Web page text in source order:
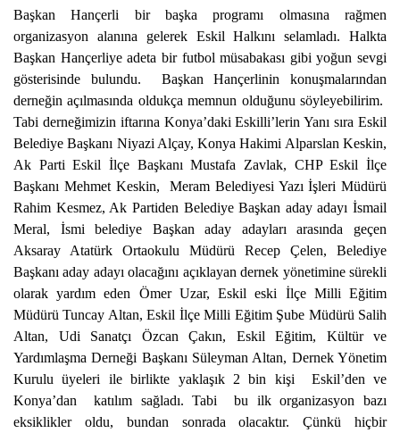
Başkan Hançerli bir başka programı olmasına rağmen
organizasyon alanına gelerek Eskil Halkını selamladı. Halkta
Başkan Hançerliye adeta bir futbol müsabakası gibi yoğun sevgi
gösterisinde bulundu. Başkan Hançerlinin konuşmalarından
derneğin açılmasında oldukça memnun olduğunu söyleyebilirim.
Tabi derneğimizin iftarına Konya’daki Eskilli’lerin Yanı sıra Eskil
Belediye Başkanı Niyazi Alçay, Konya Hakimi Alparslan Keskin,
Ak Parti Eskil İlçe Başkanı Mustafa Zavlak, CHP Eskil İlçe
Başkanı Mehmet Keskin, Meram Belediyesi Yazı İşleri Müdürü
Rahim Kesmez, Ak Partiden Belediye Başkan aday adayı İsmail
Meral, İsmi belediye Başkan aday adayları arasında geçen
Aksaray Atatürk Ortaokulu Müdürü Recep Çelen, Belediye
Başkanı aday adayı olacağını açıklayan dernek yönetimine sürekli
olarak yardım eden Ömer Uzar, Eskil eski İlçe Milli Eğitim
Müdürü Tuncay Altan, Eskil İlçe Milli Eğitim Şube Müdürü Salih
Altan, Udi Sanatçı Özcan Çakın, Eskil Eğitim, Kültür ve
Yardımlaşma Derneği Başkanı Süleyman Altan, Dernek Yönetim
Kurulu üyeleri ile birlikte yaklaşık 2 bin kişi Eskil’den ve
Konya’dan katılım sağladı. Tabi bu ilk organizasyon bazı
eksiklikler oldu, bundan sonrada olacaktır. Çünkü hiçbir